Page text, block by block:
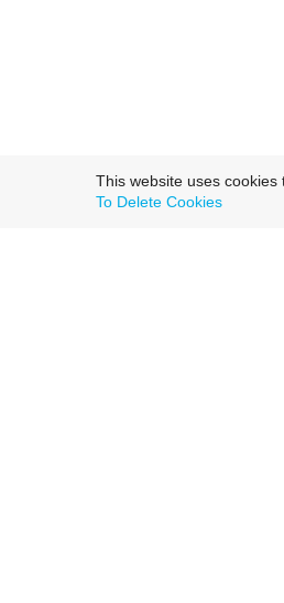
This website uses
To Delete Cookies